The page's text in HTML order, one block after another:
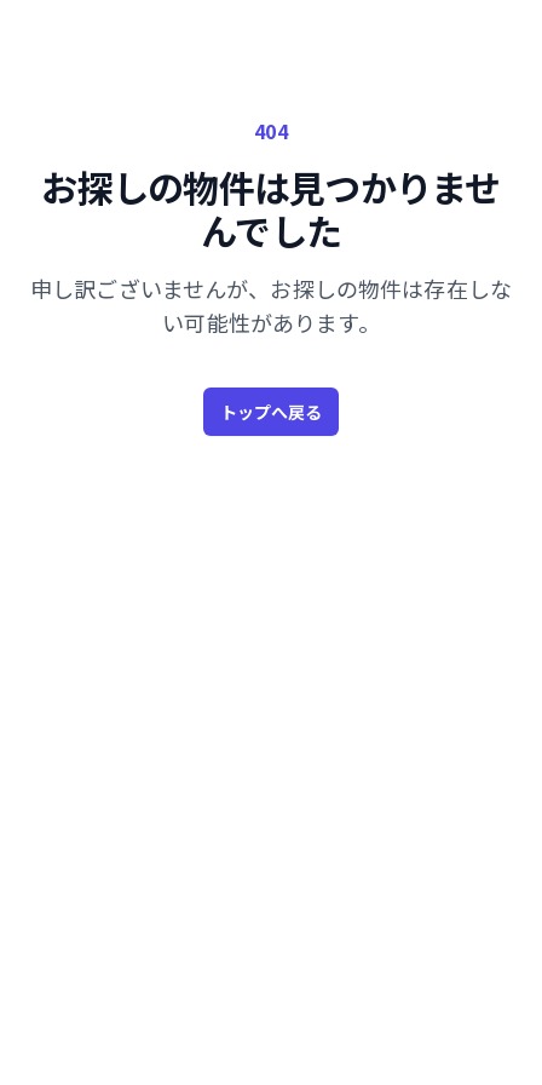
404
お探しの物件は見つかりませ
んでした
申し訳ございませんが、お探しの物件は存在しな
い可能性があります。
トップへ戻る